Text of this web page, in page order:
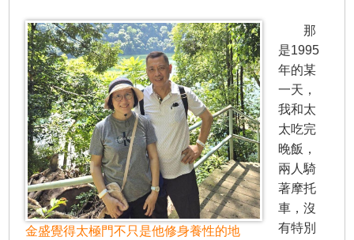
金盛覺得太極門不只是他修身養性的地
那
是1995
年的某
一天，
我和太
太吃完
晚飯，
兩人騎
著摩托
車，沒
有特別